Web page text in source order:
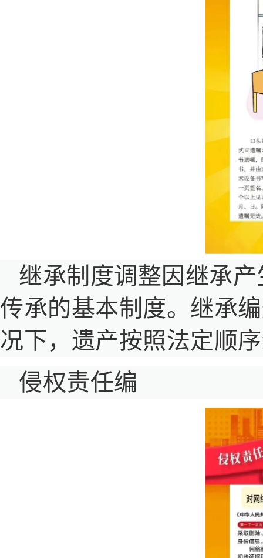
继承制度调整因继承
传承的基本制度。继承
况下，遗产按照法定顺
侵权责任编